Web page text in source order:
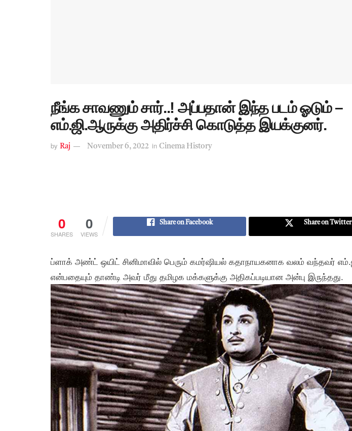
நீங்க சாவணும் சார்..! அப்பதான் இந்த படம் ஓடும் –
எம்.ஜி.ஆருக்கு அதிர்ச்சி கொடுத்த இயக்குனர்.
by Raj November 6, 2022 in Cinema History
0
SHARES
0
VIEWS
Share on Facebook Share on Twitter
ப்ளாக் அண்ட் ஒயிட் சினிமாவில் பெரும் கமர்ஷியல் கதாநாயகனாக வலம் வந்தவர்
என்பதையும் தாண்டி அவர் மீது தமிழக மக்களுக்கு அதிகப்படியான அன்பு இருந்தது.